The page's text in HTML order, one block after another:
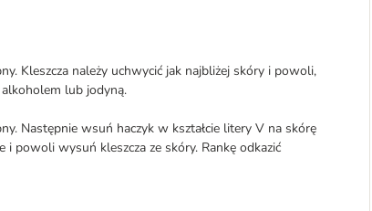
Kleszcza należy uchwycić jak najbliżej skóry i powoli,
alkoholem lub jodyną.
Następnie wsuń haczyk w kształcie litery V na skórę
i powoli wysuń kleszcza ze skóry. Rankę odkazić